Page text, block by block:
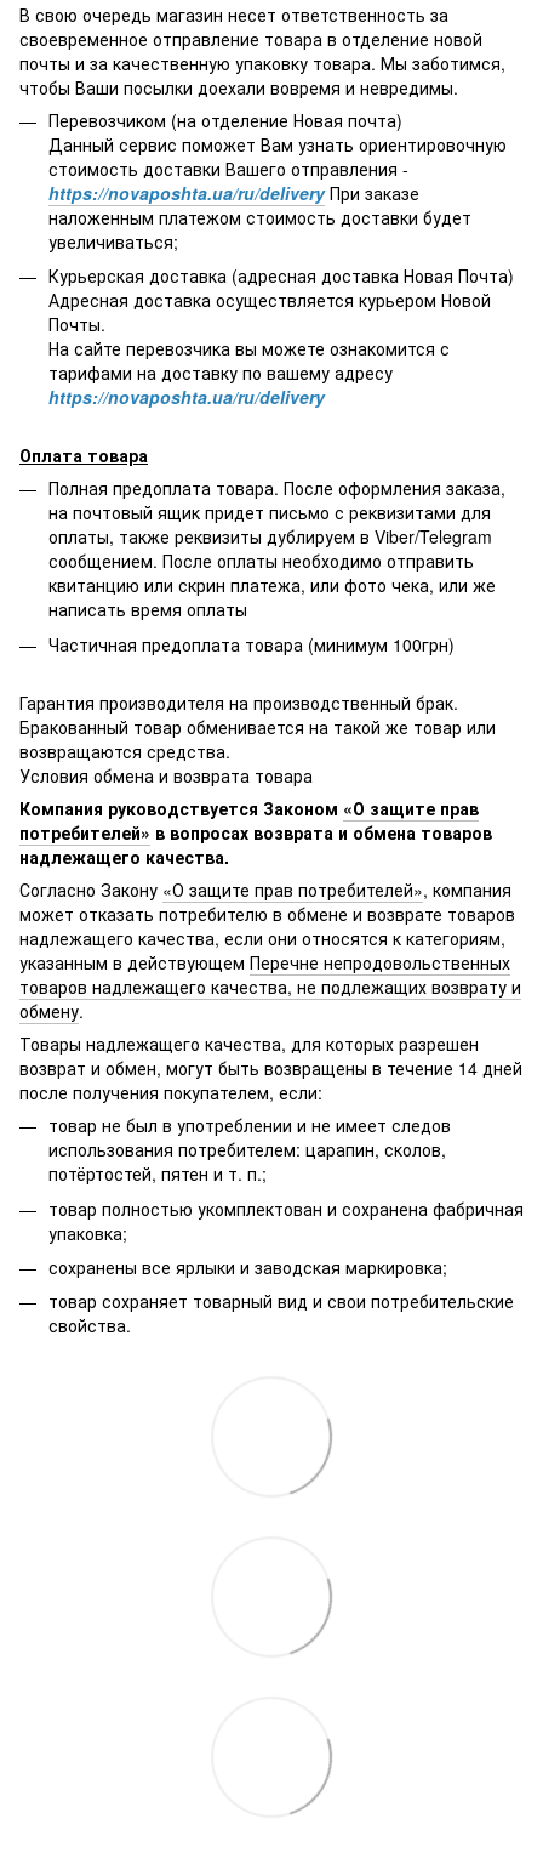
В свою очередь магазин несет ответственность за
своевременное отправление товара в отделение новой
почты и за качественную упаковку товара. Мы заботимся,
чтобы Ваши посылки доехали вовремя и невредимы.
Перевозчиком (на отделение Новая почта)
Данный сервис поможет Вам узнать ориентировочную
стоимость доставки Вашего отправления -
https://novaposhta.ua/ru/deliveryПри заказе
наложенным платежом стоимость доставки будет
увеличиваться;
Курьерская доставка (адресная доставка Новая Почта)
Адресная доставка осуществляется курьером Новой
Почты.
На сайте перевозчика вы можете ознакомится с
тарифами на доставку по вашему адресу
https://novaposhta.ua/ru/delivery
Оплата товара
Полная предоплата товара. После оформления заказа,
на почтовый ящик придет письмо с реквизитами для
оплаты, также реквизиты дублируем в Viber/Telegram
сообщением. После оплаты необходимо отправить
квитанцию или скрин платежа, или фото чека, или же
написать время оплаты
Частичная предоплата товара (минимум 100грн)
Гарантия производителя на производственный брак.
Бракованный товар обменивается на такой же товар или
возвращаются средства.
Условия обмена и возврата товара
Компания руководствуется Законом «О защите прав
потребителей» в вопросах возврата и обмена товаров
надлежащего качества.
Согласно Закону «О защите прав потребителей», компания
может отказать потребителю в обмене и возврате товаров
надлежащего качества, если они относятся к категориям,
указанным в действующем Перечне непродовольственных
товаров надлежащего качества, не подлежащих возврату и
обмену.
Товары надлежащего качества, для которых разрешен
возврат и обмен, могут быть возвращены в течение 14 дней
после получения покупателем, если:
товар не был в употреблении и не имеет следов
использования потребителем: царапин, сколов,
потёртостей, пятен и т. п.;
товар полностью укомплектован и сохранена фабричная
упаковка;
сохранены все ярлыки и заводская маркировка;
товар сохраняет товарный вид и свои потребительские
свойства.